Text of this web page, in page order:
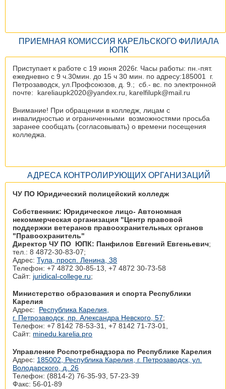
ПРИЕМНАЯ КОМИССИЯ КАРЕЛЬСКОГО ФИЛИАЛА
ЮПК
Приступает к работе с 19 июня 2026г. Часы работы: пн.-пят.
ежедневно с 9 ч.30мин. до 15 ч 30 мин. по адресу:185001 г.
Петрозаводск, ул.Профсоюзов, д. 9.; сб.- вс. по электронной
почте: kareliaupk2020@yandex.ru, karelfilupk@mail.ru
Внимание! При обращении в колледж, лицам с
инвалидностью и ограниченными возможностями просьба
заранее сообщать (согласовывать) о времени посещения
колледжа.
АДРЕСА КОНТРОЛИРУЮЩИХ ОРГАНИЗАЦИЙ
ЧУ ПО Юридический полицейский колледж
Собственник: Юридическое лицо- Автономная
некоммерческая организация "Центр правовой
поддержки ветеранов правоохранительных органов
"Правоохранитель"
Директор ЧУ ПО ЮПК: Панфилов Евгений Евгеньевич;
тел.: 8 4872-30-83-07;
Адрес:Тула, просп. Ленина, 38
Телефон: +7 4872 30‑85-13, +7 4872 30‑73-58
Сайт: juridical-college.ru;
Министерство образования и спорта Республики
Карелия
Адрес: Республика Карелия,
г. Петрозаводск, пр. Александра Невского, 57;
Телефон: +7 8142 78‑53-31, +7 8142 71‑73-01,
Сайт: minedu.karelia.pro
Управление Роспотребнадзора по Республике Карелия
Адрес: 185002, Республика Карелия, г. Петрозаводск, ул.
Володарского, д. 26
Телефон: (8814-2) 76-35-93, 57-23-39
Факс: 56-01-89